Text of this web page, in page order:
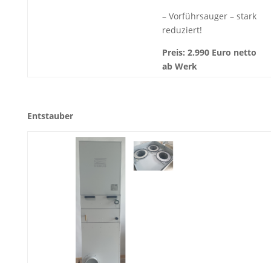
– Vorführsauger – stark
reduziert!
Preis: 2.990 Euro netto
ab Werk
Entstauber